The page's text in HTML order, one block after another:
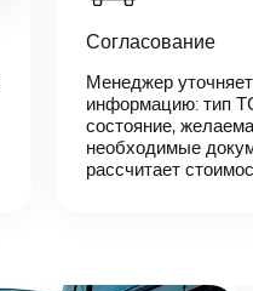
Согласование
Менеджер уточняет
информацию: тип
состояние,
необходимые
рассчитает